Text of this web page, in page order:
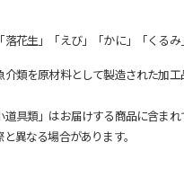
花生」「えび」「かに」「くる
類を原材料として製造された加
具類」はお届けする商品に含まれ
異なる場合があります。